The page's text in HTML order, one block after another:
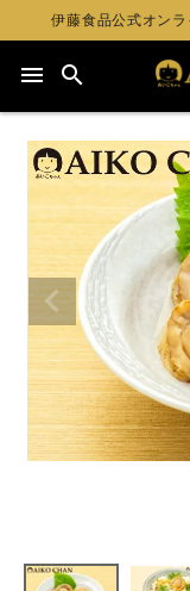
伊藤食品公式オン
menu search